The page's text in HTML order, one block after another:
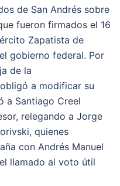
de San Andrés sobre
fueron firmados el 16
Zapatista de
gobierno federal. Por
de la
a modificar su
a Santiago Creel
relegando a Jorge
quienes
con Andrés Manuel
llamado al voto útil